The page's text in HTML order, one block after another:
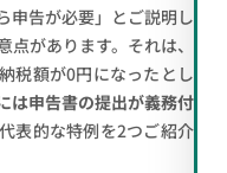
申告が必要」とご説明し
があります。それは、
税額が0円になったとし
は申告書の提出が義務付
表的な特例を2つご紹介